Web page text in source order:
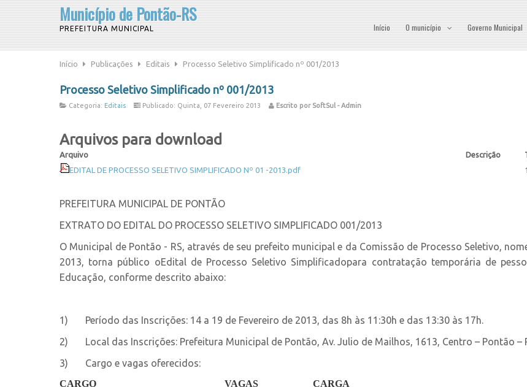
Município de Pontão-RS
PREFEITURA MUNICIPAL Início O município Governo Municipal
Início Publicações Editais Processo Seletivo Simplificado nº 001/2013
Processo Seletivo Simplificado nº 001/2013
Categoria: Editais Publicado: Quinta, 07 Fevereiro 2013 Escrito por SoftSul - Admin
Arquivos para download
Arquivo Descrição
EDITAL DE PROCESSO SELETIVO SIMPLIFICADO Nº 01 -2013.pdf
PREFEITURA MUNICIPAL DE PONTÃO
EXTRATO DO EDITAL DO PROCESSO SELETIVO SIMPLIFICADO 001/2013
O Municipal de Pontão - RS, através de seu prefeito municipal e da Comissão de Processo Seletivo,
2013, torna público oEdital de Processo Seletivo Simplificadopara contratação temporária de
Educação, conforme descrito abaixo:
1) Período das Inscrições: 14 a 19 de Fevereiro de 2013, das 8h às 11:30h e das 13:30 às 17h.
2) Local das Inscrições: Prefeitura Municipal de Pontão, Av. Julio de Mailhos, 1613, Centro – Pontão –
3) Cargo e vagas oferecidos:
CARGO VAGAS
CARGA